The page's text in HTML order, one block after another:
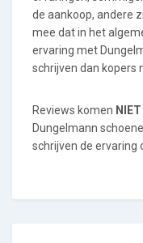
de aankoop, andere
mee dat in het
ervaring met
schrijven dan kopers
Reviews komen NIET
Dungelmann
schrijven de ervaring